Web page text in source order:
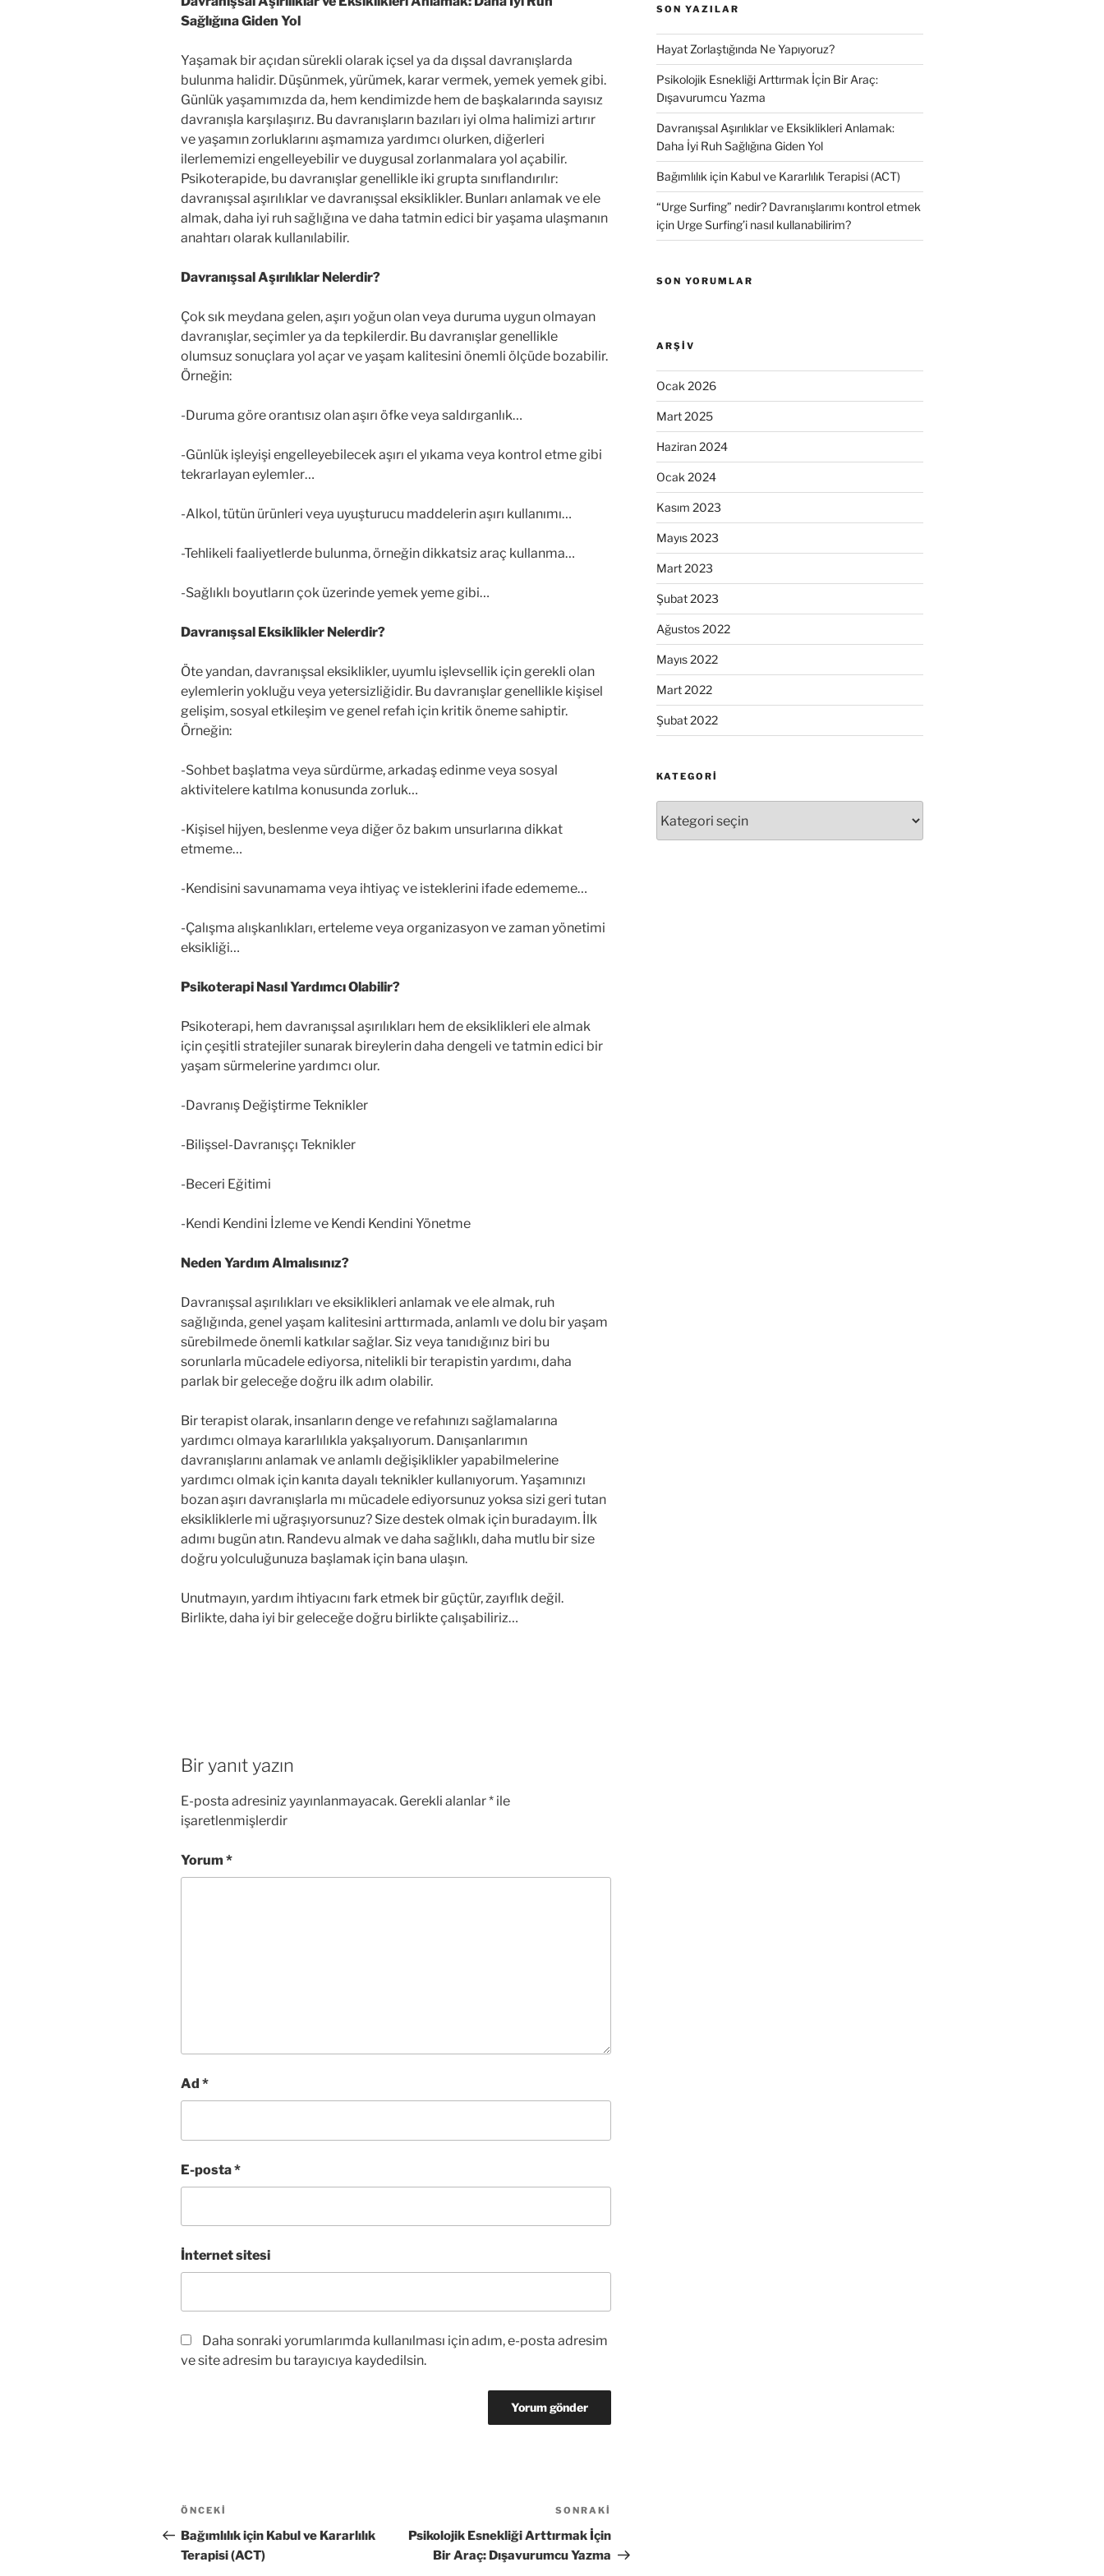
Sağlığına Giden Yol
Yaşamak bir açıdan sürekli olarak içsel ya da dışsal davranışlarda
bulunma halidir. Düşünmek, yürümek, karar vermek, yemek yemek gibi.
Günlük yaşamımızda da, hem kendimizde hem de başkalarında sayısız
davranışla karşılaşırız. Bu davranışların bazıları iyi olma halimizi artırır
ve yaşamın zorluklarını aşmamıza yardımcı olurken, diğerleri
ilerlememizi engelleyebilir ve duygusal zorlanmalara yol açabilir.
Psikoterapide, bu davranışlar genellikle iki grupta sınıflandırılır:
davranışsal aşırılıklar ve davranışsal eksiklikler. Bunları anlamak ve ele
almak, daha iyi ruh sağlığına ve daha tatmin edici bir yaşama ulaşmanın
anahtarı olarak kullanılabilir.
Davranışsal Aşırılıklar Nelerdir?
Çok sık meydana gelen, aşırı yoğun olan veya duruma uygun olmayan
davranışlar, seçimler ya da tepkilerdir. Bu davranışlar genellikle
olumsuz sonuçlara yol açar ve yaşam kalitesini önemli ölçüde bozabilir.
Örneğin:
-Duruma göre orantısız olan aşırı öfke veya saldırganlık…
-Günlük işleyişi engelleyebilecek aşırı el yıkama veya kontrol etme gibi
tekrarlayan eylemler…
-Alkol, tütün ürünleri veya uyuşturucu maddelerin aşırı kullanımı…
-Tehlikeli faaliyetlerde bulunma, örneğin dikkatsiz araç kullanma…
-Sağlıklı boyutların çok üzerinde yemek yeme gibi…
Davranışsal Eksiklikler Nelerdir?
Öte yandan, davranışsal eksiklikler, uyumlu işlevsellik için gerekli olan
eylemlerin yokluğu veya yetersizliğidir. Bu davranışlar genellikle kişisel
gelişim, sosyal etkileşim ve genel refah için kritik öneme sahiptir.
Örneğin:
-Sohbet başlatma veya sürdürme, arkadaş edinme veya sosyal
aktivitelere katılma konusunda zorluk…
-Kişisel hijyen, beslenme veya diğer öz bakım unsurlarına dikkat
etmeme…
-Kendisini savunamama veya ihtiyaç ve isteklerini ifade edememe…
-Çalışma alışkanlıkları, erteleme veya organizasyon ve zaman yönetimi
eksikliği…
Psikoterapi Nasıl Yardımcı Olabilir?
Psikoterapi, hem davranışsal aşırılıkları hem de eksiklikleri ele almak
için çeşitli stratejiler sunarak bireylerin daha dengeli ve tatmin edici bir
yaşam sürmelerine yardımcı olur.
-Davranış Değiştirme Teknikler
-Bilişsel-Davranışçı Teknikler
-Beceri Eğitimi
-Kendi Kendini İzleme ve Kendi Kendini Yönetme
Neden Yardım Almalısınız?
Davranışsal aşırılıkları ve eksiklikleri anlamak ve ele almak, ruh
sağlığında, genel yaşam kalitesini arttırmada, anlamlı ve dolu bir yaşam
sürebilmede önemli katkılar sağlar. Siz veya tanıdığınız biri bu
sorunlarla mücadele ediyorsa, nitelikli bir terapistin yardımı, daha
parlak bir geleceğe doğru ilk adım olabilir.
Bir terapist olarak, insanların denge ve refahınızı sağlamalarına
yardımcı olmaya kararlılıkla yakşalıyorum. Danışanlarımın
davranışlarını anlamak ve anlamlı değişiklikler yapabilmelerine
yardımcı olmak için kanıta dayalı teknikler kullanıyorum. Yaşamınızı
bozan aşırı davranışlarla mı mücadele ediyorsunuz yoksa sizi geri tutan
eksikliklerle mi uğraşıyorsunuz? Size destek olmak için buradayım. İlk
adımı bugün atın. Randevu almak ve daha sağlıklı, daha mutlu bir size
doğru yolculuğunuza başlamak için bana ulaşın.
Unutmayın, yardım ihtiyacını fark etmek bir güçtür, zayıflık değil.
Birlikte, daha iyi bir geleceğe doğru birlikte çalışabiliriz…
Bir yanıt yazın
E-posta adresiniz yayınlanmayacak. Gerekli alanlar* ile
işaretlenmişlerdir
Yorum *
Ad *
E-posta*
İnternet sitesi
Daha sonraki yorumlarımda kullanılması için adım, e-posta adresim
ve site adresim bu tarayıcıya kaydedilsin.
Yazı
gezinmesi
Önceki
Yazı
ÖNCEKI
Bağımlılık için Kabul ve Kararlılık
Terapisi (ACT)
Yazı
SONRAKI
Psikolojik Esnekliği Arttırmak İçin
Bir Araç: Dışavurumcu Yazma
SON YAZILAR
Hayat Zorlaştığında Ne Yapıyoruz?
Psikolojik Esnekliği Arttırmak İçin Bir Araç:
Dışavurumcu Yazma
Davranışsal Aşırılıklar ve Eksiklikleri Anlamak:
Daha İyi Ruh Sağlığına Giden Yol
Bağımlılık için Kabul ve Kararlılık Terapisi (ACT)
“Urge Surfing” nedir? Davranışlarımı kontrol etmek
için Urge Surfing’i nasıl kullanabilirim?
SON YORUMLAR
ARŞIV
Ocak 2026
Mart 2025
Haziran 2024
Ocak 2024
Kasım 2023
Mayıs 2023
Mart 2023
Şubat 2023
Ağustos 2022
Mayıs 2022
Mart 2022
Şubat 2022
KATEGORI